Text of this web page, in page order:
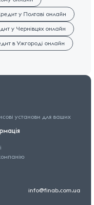
у Полтаві онлайн
у Чернівцях онлайн
в Ужгороді онлайн
установи для ваших
info@finab.com.ua